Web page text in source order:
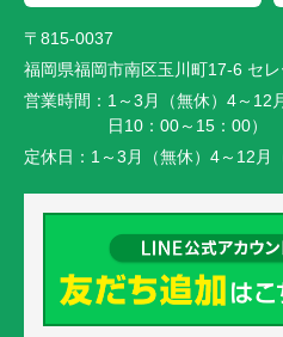
〒815-0037
福岡県福岡市南区玉川町17-6 セ
営業時間： 1～3月（無休）4～12
日10：00～15：00）
定休日： 1～3月（無休）4～12月